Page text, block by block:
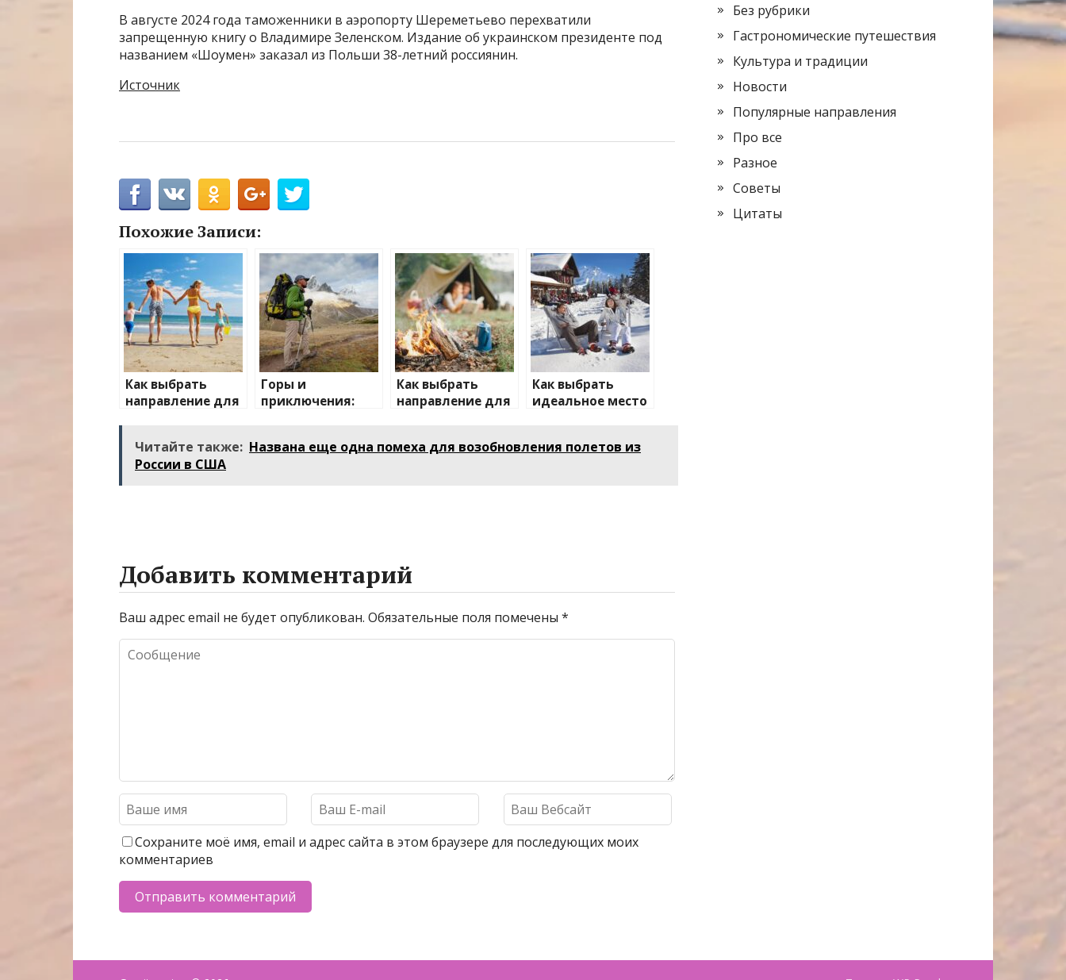
В августе 2024 года таможенники в аэропорту Шереметьево перехватили
запрещенную книгу о Владимире Зеленском. Издание об украинском президенте под
названием «Шоумен» заказал из Польши 38-летний россиянин.
Источник
Похожие Записи:
Как выбрать
направление для
Горы и
приключения:
активного
Как выбрать
направление для
Как выбрать
идеальное место
Читайте также: Названа еще одна помеха для возобновления полетов из
России в США
Добавить комментарий
Ваш адрес email не будет опубликован. Обязательные поля помечены *
Сохраните моё имя, email и адрес сайта в этом браузере для последующих моих
комментариев
Без рубрики
Гастрономические путешествия
Культура и традиции
Новости
Популярные направления
Про все
Разное
Советы
Цитаты